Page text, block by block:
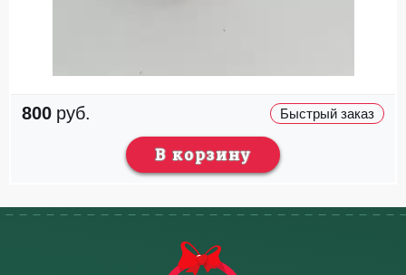
800 руб. Быстрый заказ
В корзину